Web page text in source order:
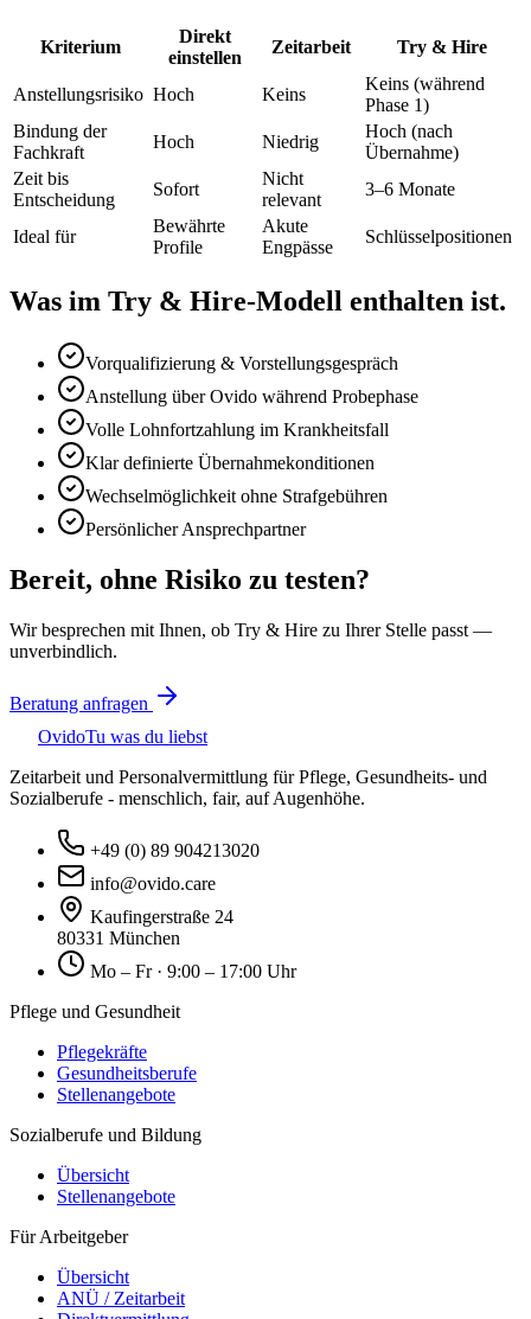
Kriterium
Direkt
einstellen
Zeitarbeit Try & Hire
Anstellungsrisiko Hoch Keins
Keins (während
Phase 1)
Bindung der
Fachkraft
Hoch Niedrig
Hoch (nach
Übernahme)
Zeit bis
Entscheidung
Sofort
Nicht
relevant
3–6 Monate
Ideal für
Bewährte
Profile
Akute
Engpässe
Schlüsselpositionen
Was im Try & Hire-Modell enthalten ist.
Vorqualifizierung & Vorstellungsgespräch
Anstellung über Ovido während Probephase
Volle Lohnfortzahlung im Krankheitsfall
Klar definierte Übernahmekonditionen
Wechselmöglichkeit ohne Strafgebühren
Persönlicher Ansprechpartner
Bereit, ohne Risiko zu testen?
Wir besprechen mit Ihnen, ob Try & Hire zu Ihrer Stelle passt —
unverbindlich.
Beratung anfragen
OvidoTu was du liebst
Zeitarbeit und Personalvermittlung für Pflege, Gesundheits- und
Sozialberufe - menschlich, fair, auf Augenhöhe.
+49 (0) 89 904213020
info@ovido.care
Kaufingerstraße 24
80331 München
Mo – Fr · 9:00 – 17:00 Uhr
Pflege und Gesundheit
Pflegekräfte
Gesundheitsberufe
Stellenangebote
Sozialberufe und Bildung
Übersicht
Stellenangebote
Für Arbeitgeber
Übersicht
ANÜ / Zeitarbeit